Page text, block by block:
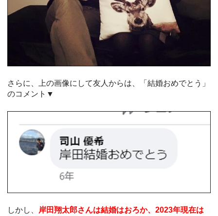
さらに、上の画像にして友人からは、「結婚おめでとう」
のコメント▼
しかし、 岸田翔太郎さんは結婚はおろか、2023年現在は